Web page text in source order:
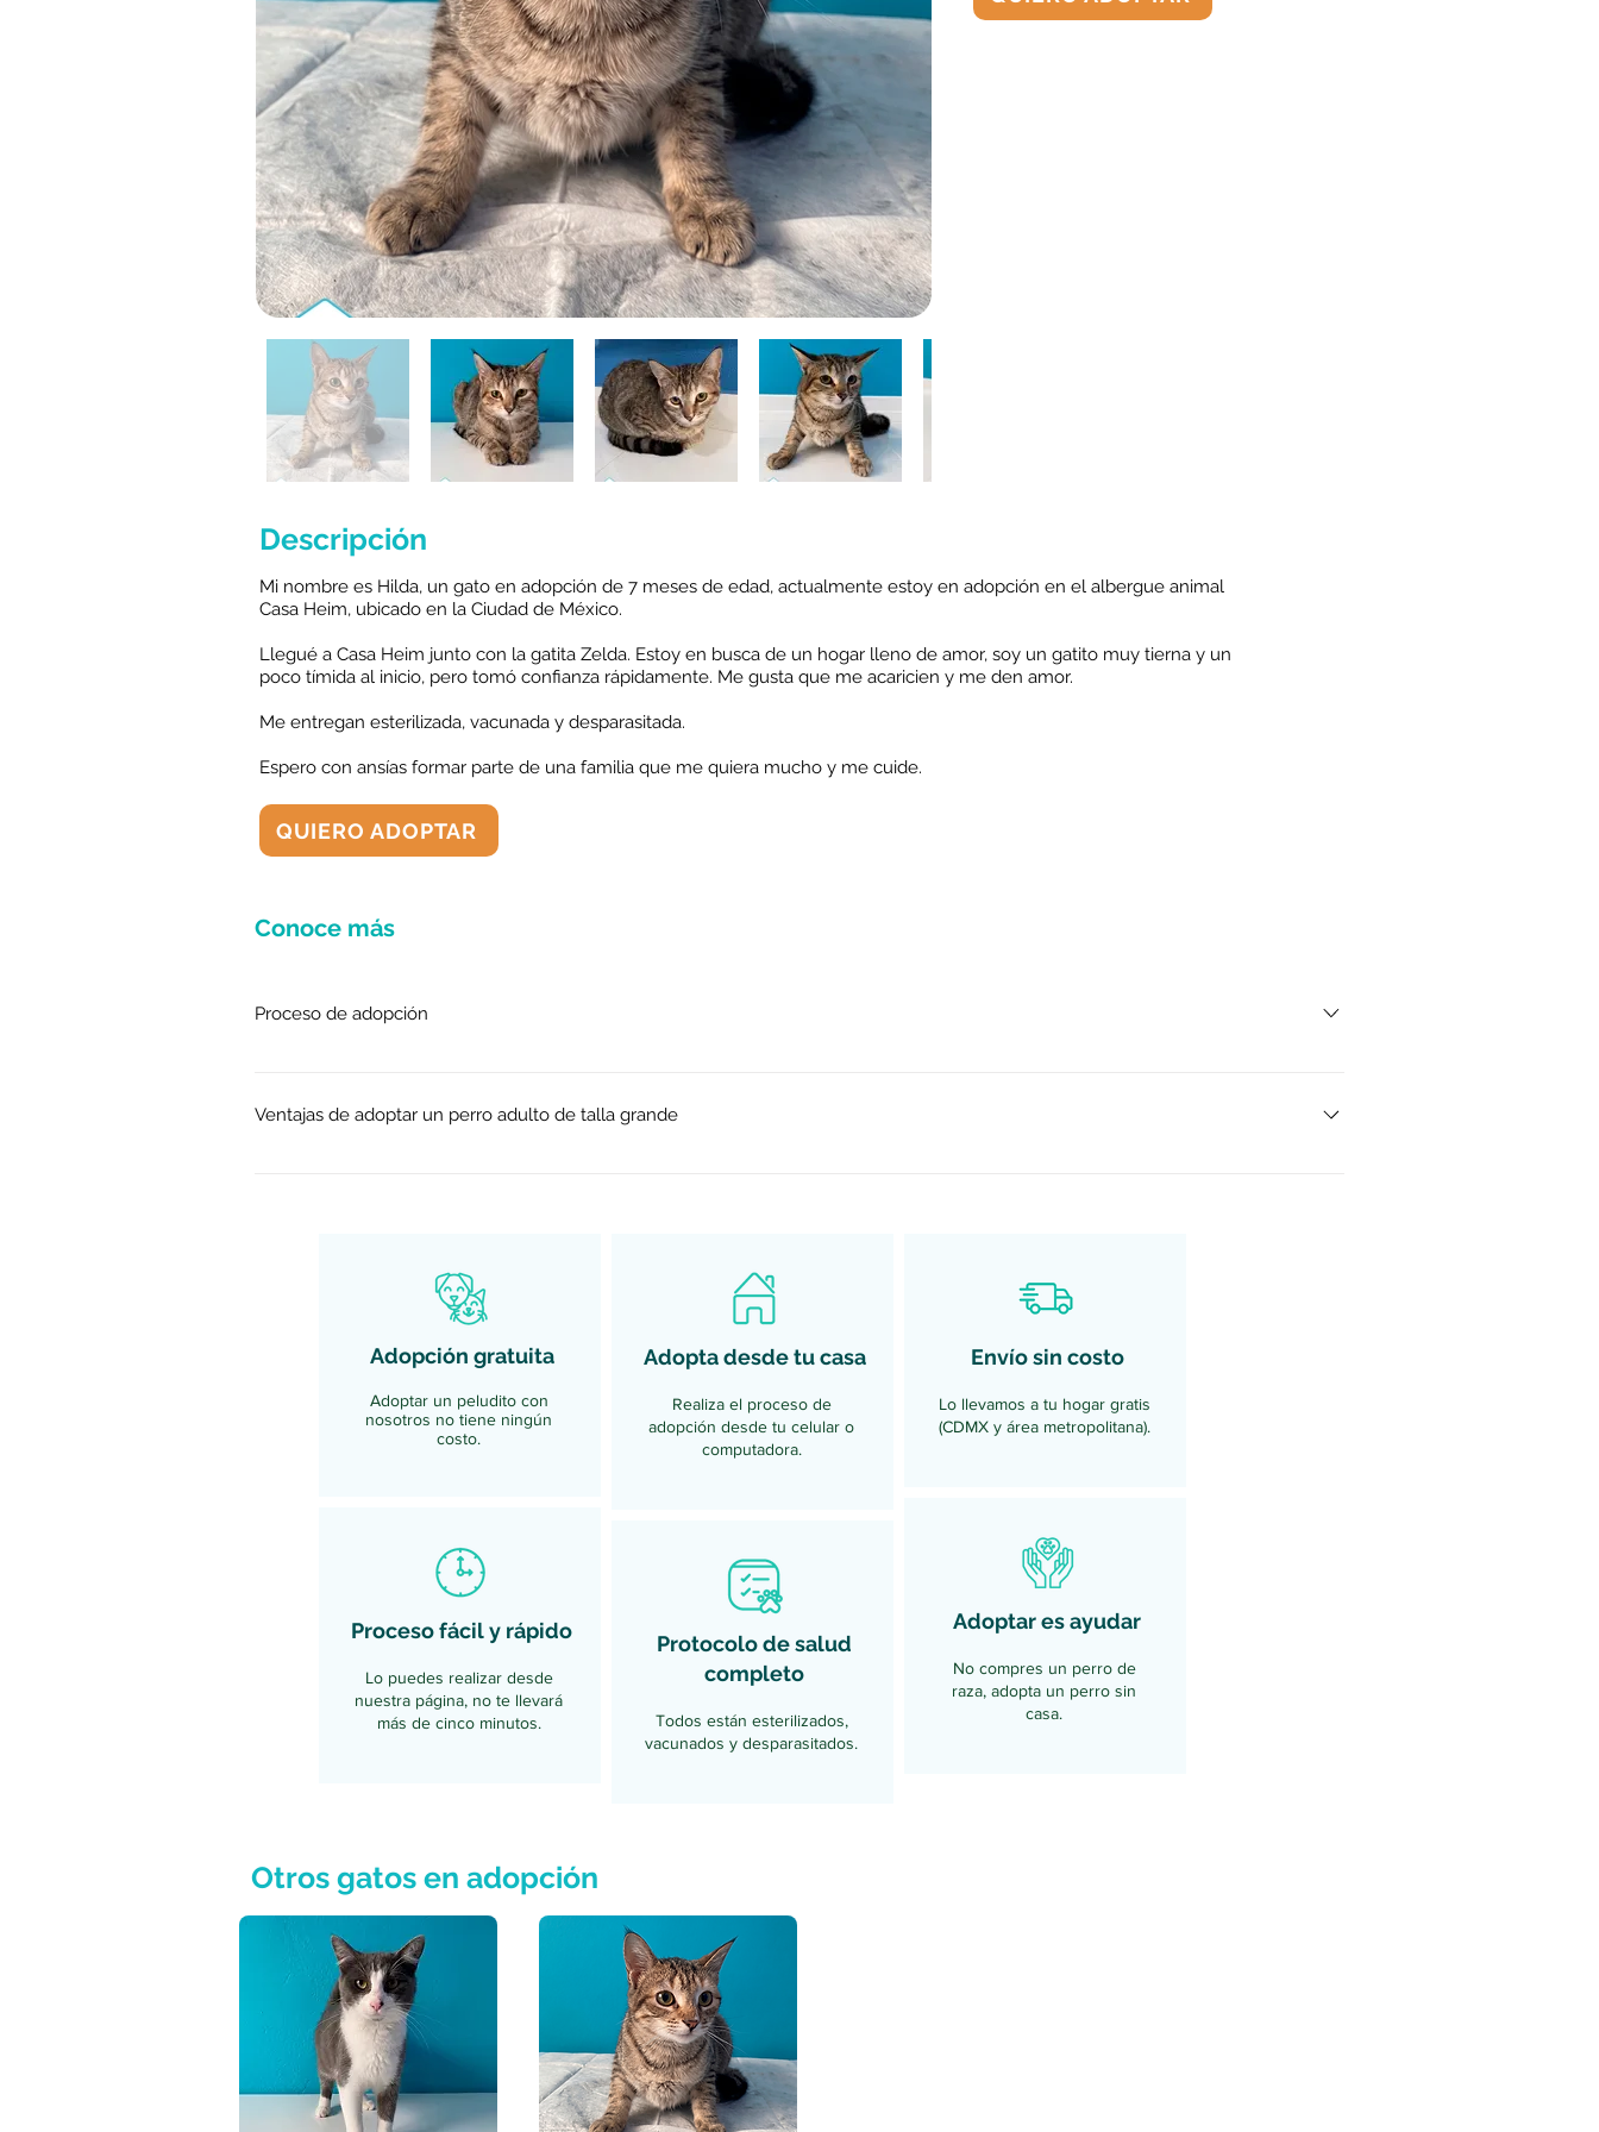
Descripción
Mi nombre es Hilda, un gato en adopción de 7 meses de edad, actualmente estoy en adopción en el albergue animal
Casa Heim, ubicado en la Ciudad de México.
Llegué a Casa Heim junto con la gatita Zelda. Estoy en busca de un hogar lleno de amor, soy un gatito muy tierna y un
poco tímida al inicio, pero tomó confianza rápidamente. Me gusta que me acaricien y me den amor.
Me entregan esterilizada, vacunada y desparasitada.
Espero con ansías formar parte de una familia que me quiera mucho y me cuide.
QUIERO ADOPTAR
Conoce más
Proceso de adopción
Ventajas de adoptar un perro adulto de talla grande
necesidades. Ya no tendrás que batallar para enseñarle en qué lugar tiene que hacerlo. 4. Solo necesitan refuerzos anuales de
sus vacunas, a diferencia de los cachorros que necesitan más durante sus primeros meses de vida. 5. Es un mito que no pueden
vivir en departamentos, con el cuidado básico de un perro puedes tener uno en cualquier casa. 6. Los puedes abrazar en todo
momento. Si tú eres una persona alta, ellos son ideales para jugar. 7. Son perros agradecidos. Al tener la oportunidad de vivir en
un lugar que les de amor y compañía en su vida adulta y no dudan en demostrarlo en todo momento.
Adopción gratuita
Adoptar un peludito con
nosotros no tiene ningún
costo.
Proceso fácil y rápido
Lo puedes realizar desde
nuestra página, no te llevará
más de cinco minutos.
Adopta desde tu casa
Realiza el proceso de
adopción desde tu celular o
computadora.
Protocolo de salud
completo
Todos están esterilizados,
vacunados y desparasitados.
Envío sin costo
Lo llevamos a tu hogar gratis
(CDMX y área metropolitana).
Adoptar es ayudar
No compres un perro de
raza, adopta un perro sin
casa.
Otros gatos en adopción